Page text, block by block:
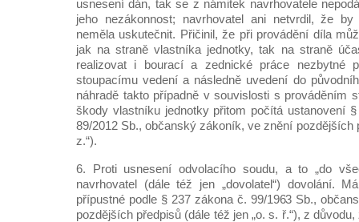
usnesení dán, tak se z námitek navrhovatele
jeho nezákonnost; navrhovatel ani netvrdil, že
neměla uskutečnit. Přičinil, že při provádění díla
jak na straně vlastníka jednotky, tak na straně
realizovat i bourací a zednické práce nezbytné
stoupacímu vedení a následně uvedení do
náhradě takto případně v souvislosti s prováděním
škody vlastníku jednotky přitom počítá ustanovení
89/2012 Sb., občanský zákoník, ve znění pozdějších
z.“).
6. Proti usnesení odvolacího soudu, a to „do
navrhovatel (dále též jen „dovolatel“) dovolání.
přípustné podle § 237 zákona č. 99/1963 Sb.,
pozdějších předpisů (dále též jen „o. s. ř.“), z